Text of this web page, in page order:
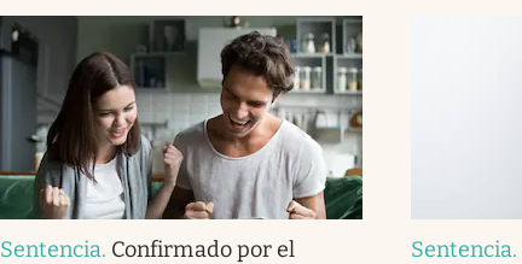
Sentencia. Confirmado por el
Sentencia.